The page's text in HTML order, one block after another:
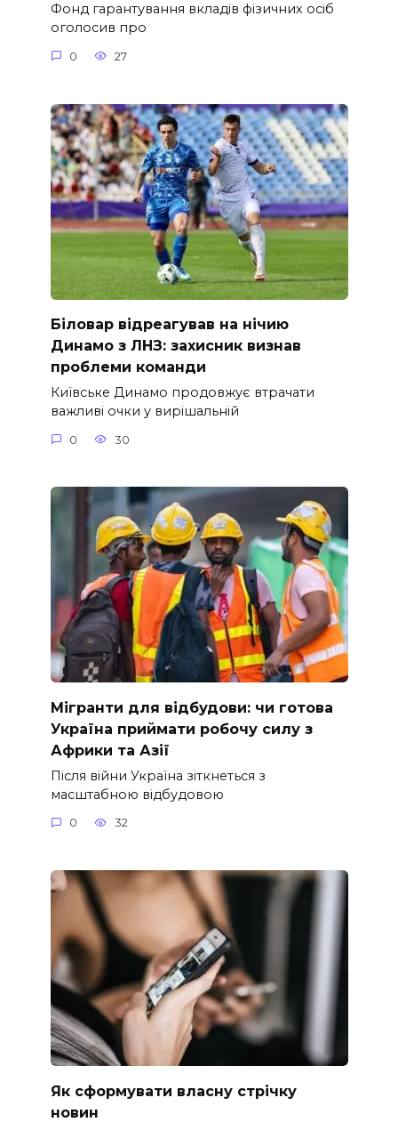
Фонд гарантування вкладів фізичних осіб
оголосив про
0 27
Біловар відреагував на нічию
Динамо з ЛНЗ: захисник визнав
проблеми команди
Київське Динамо продовжує втрачати
важливі очки у вирішальній
0 30
Мігранти для відбудови: чи готова
Україна приймати робочу силу з
Африки та Азії
Після війни Україна зіткнеться з
масштабною відбудовою
0 32
Як сформувати власну стрічку
новин